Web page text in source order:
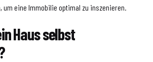
um eine Immobilie optimal zu inszenieren.
Haus selbst